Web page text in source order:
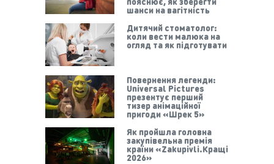
шанси на вагітність
Дитячий стоматолог:
коли вести малюка на
огляд та як підготувати
Повернення легенди:
Universal Pictures
презентує перший
тизер анімаційної
пригоди «Шрек 5»
Як пройшла головна
закупівельна премія
країни «Zakupivli.Кращі
2026»